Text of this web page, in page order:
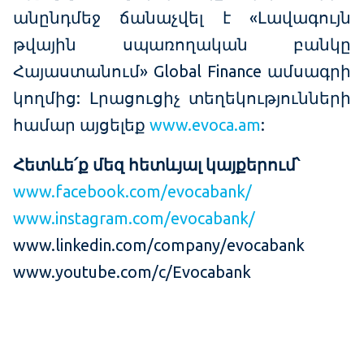
անընդմեջ ճանաչվել է «Լավագույն
թվային սպառողական բանկը
Հայաստանում» Global Finance ամսագրի
կողմից: Լրացուցիչ տեղեկությունների
համար այցելեք www.evoca.am:
Հետևե՛ք մեզ հետևյալ կայքերում՝
www.facebook.com/evocabank/
www.instagram.com/evocabank/
www.linkedin.com/company/evocabank
www.youtube.com/c/Evocabank